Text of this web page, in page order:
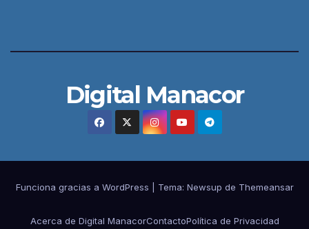
Digital Manacor
Funciona gracias a WordPress Tema: Newsup de Themeansar
Acerca de Digital ManacorContactoPolítica de Privacidad